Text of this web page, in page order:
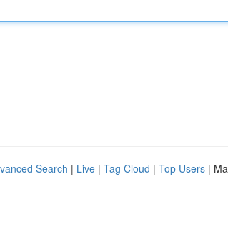
Search | Live | Tag Cloud | Top Users |